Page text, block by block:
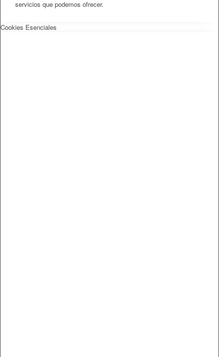
servicios que podemos ofrecer.
Cookies Esenciales